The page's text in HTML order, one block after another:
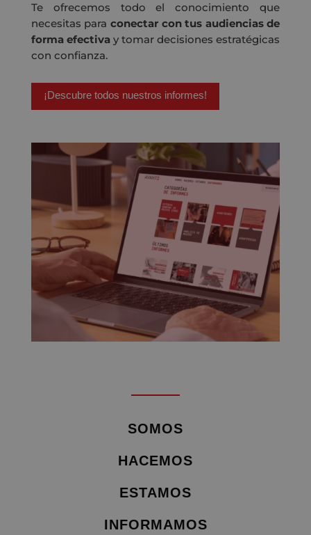
Te ofrecemos todo el conocimiento que
necesitas para conectar con tus audiencias de
forma efectiva y tomar decisiones estratégicas
con confianza.
¡Descubre todos nuestros informes!
SOMOS
HACEMOS
ESTAMOS
INFORMAMOS